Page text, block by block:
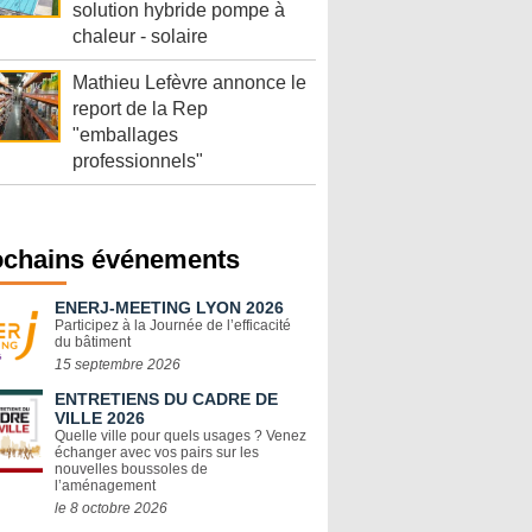
solution hybride pompe à
chaleur - solaire
Mathieu Lefèvre annonce le
report de la Rep
"emballages
professionnels"
événements
ENERJ-MEETING LYON 2026
Participez à la Journée de l’efficacité
du bâtiment
15 septembre 2026
ENTRETIENS DU CADRE DE
VILLE 2026
Quelle ville pour quels usages ? Venez
échanger avec vos pairs sur les
nouvelles boussoles de
l’aménagement
le 8 octobre 2026